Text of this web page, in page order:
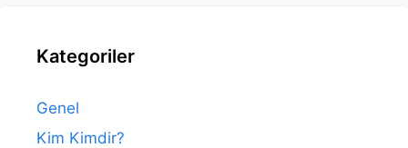
Kategoriler
Genel
Kim Kimdir?